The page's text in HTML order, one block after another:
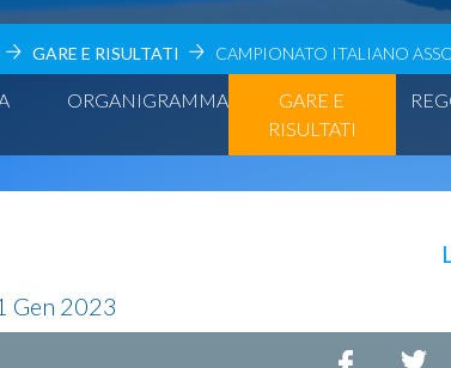
GARE E RISULTATI CAMPIONATO ITALIANO
ORGANIGRAMMA
GARE E
RISULTATI
Gen 2023